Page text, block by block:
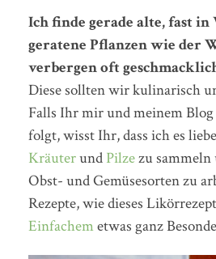
Ich finde gerade alte, fast in
geratene Pflanzen wie der
verbergen oft
Diese sollten wir kulinarisch
Falls Ihr mir und meinem
folgt, wisst Ihr, dass ich es
Kräuterund Pilzezu
Obst- und Gemüsesorten zu
Rezepte, wie dieses
Einfachemetwas ganz